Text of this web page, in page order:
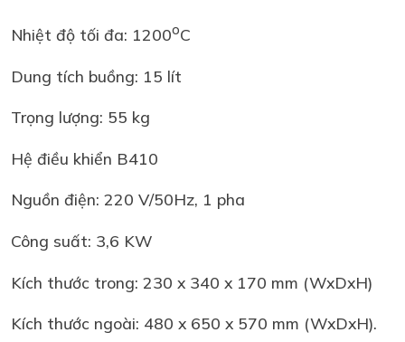
Nhiệt độ tối đa: 1200oC
Dung tích buồng: 15 lít
Trọng lượng: 55 kg
Hệ điều khiển B410
Nguồn điện: 220 V/50Hz, 1 pha
Công suất: 3,6 KW
Kích thước trong: 230 x 340 x 170 mm (WxDxH)
Kích thước ngoài: 480 x 650 x 570 mm (WxDxH).